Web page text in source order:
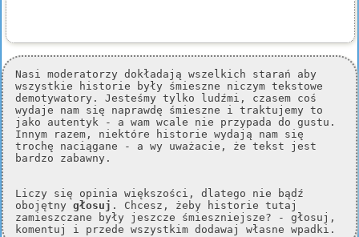
Nasi moderatorzy dokładają wszelkich starań aby
wszystkie historie były śmieszne niczym tekstowe
demotywatory. Jesteśmy tylko ludźmi, czasem coś
wydaje nam się naprawdę śmieszne i traktujemy to
jako autentyk - a wam wcale nie przypada do gustu.
Innym razem, niektóre historie wydają nam się
trochę naciągane - a wy uważacie, że tekst jest
bardzo zabawny.
Liczy się opinia większości, dlatego nie bądź
obojętny głosuj . Chcesz, żeby historie tutaj
zamieszczane były jeszcze śmieszniejsze? - głosuj,
komentuj i przede wszystkim dodawaj własne wpadki.